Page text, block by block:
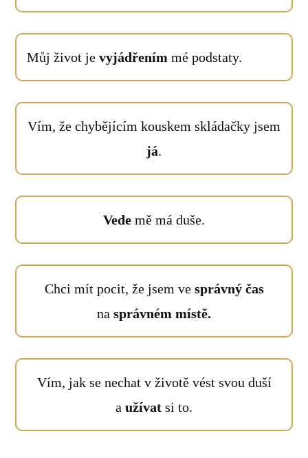
Můj život jevyjádřením mé podstaty.
Vím, že chybějícím kouskem skládačky jsem
já.
Vede mě má duše.
Chci mít pocit, že jsem ve správný čas
na správném místě.
Vím, jak se nechat v životě vést svou duší
a užívat si to.